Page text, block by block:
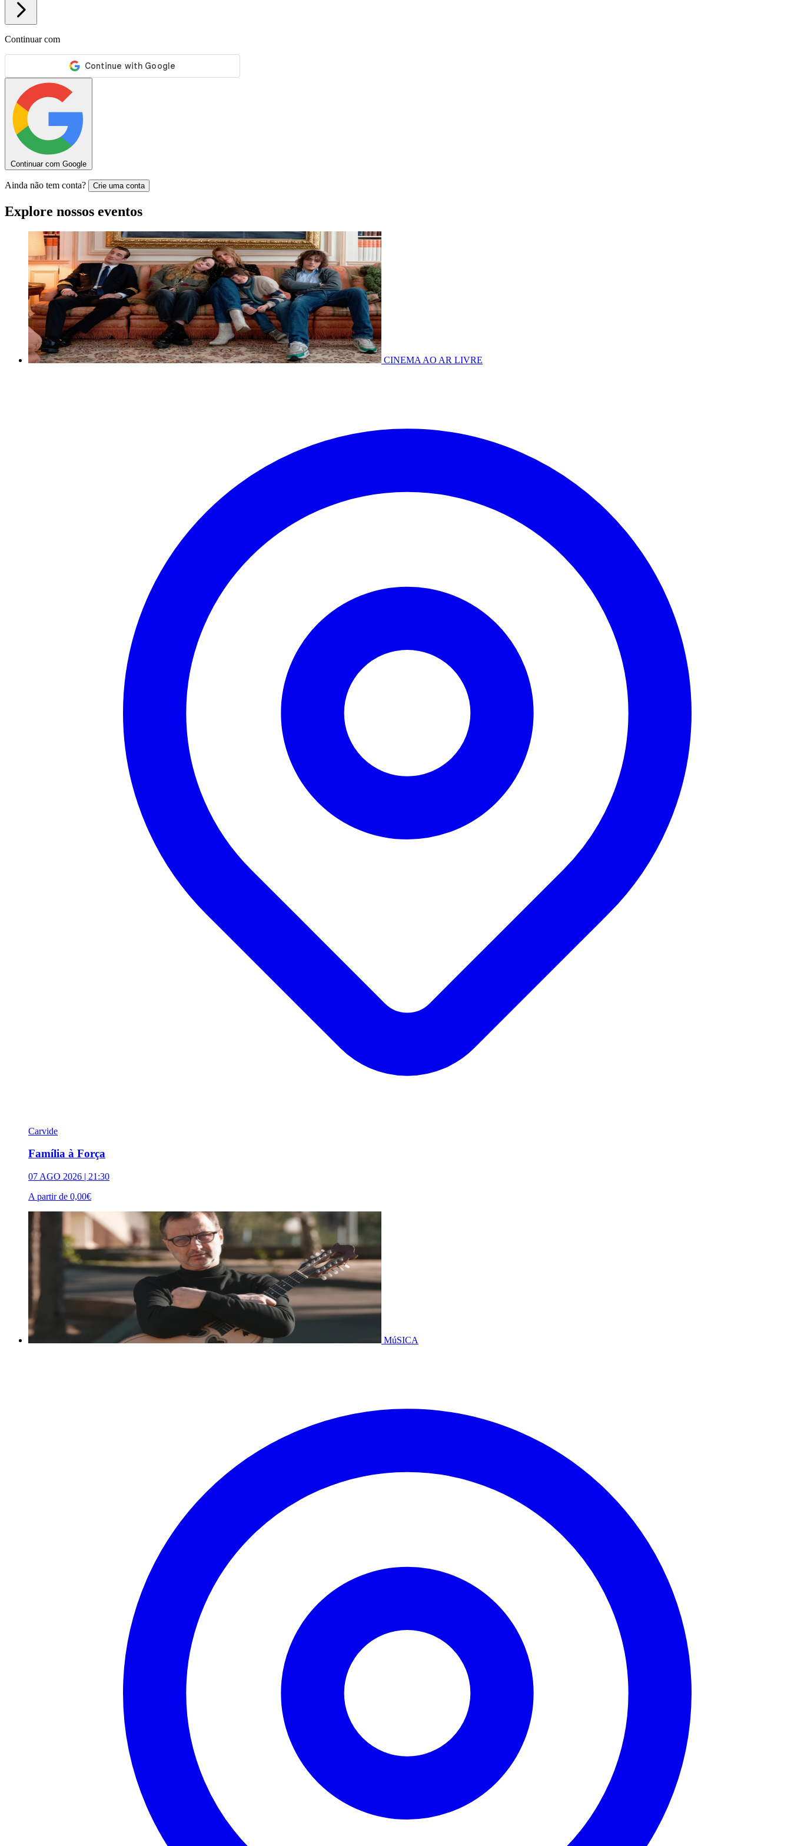
Continuar com
Continuar com Google
Ainda não tem conta? Crie uma conta
Explore nossos eventos
CINEMA AO AR LIVRE
Carvide
Família à Força
07 AGO 2026 | 21:30
A partir de 0,00€
MúSICA